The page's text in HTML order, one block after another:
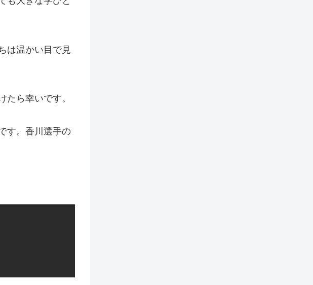
は温かい目で見
ら幸いです。
す。香川選手の